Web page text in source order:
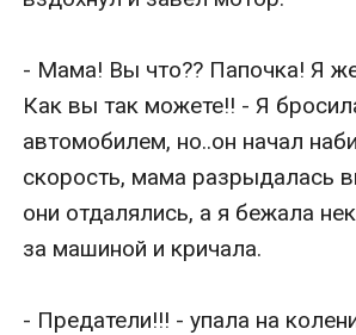
- Мама! Вы что?? Папочка! Я
Как вы так можете!! - Я
автомобилем, но..он начал
скорость, мама разрыдалась
они отдалялись, а я бежала
за машиной и кричала.
- Предатели!!! - упала на